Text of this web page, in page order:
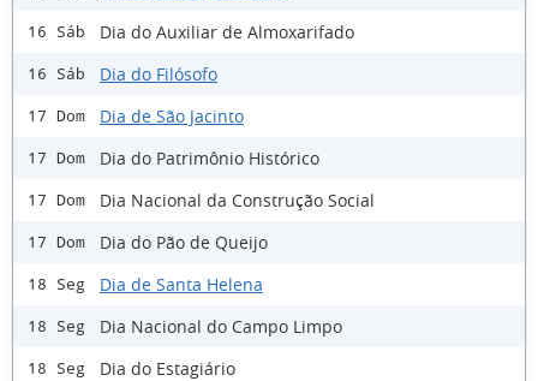
16 Sáb Dia do Auxiliar de Almoxarifado
16 Sáb Dia do Filósofo
17 Dom Dia de São Jacinto
17 Dom Dia do Patrimônio Histórico
17 Dom Dia Nacional da Construção Social
17 Dom Dia do Pão de Queijo
18 Seg Dia de Santa Helena
18 Seg Dia Nacional do Campo Limpo
18 Seg Dia do Estagiário